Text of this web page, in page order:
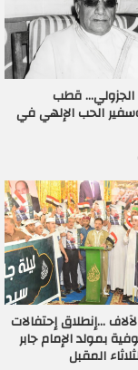
الجزولي… قطب
الحب الإلهي في
…إنطلاق إحتفالات
بمولد الإمام جابر
المقبل